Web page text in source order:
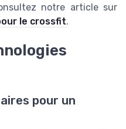
notre article sur
le crossfit.
pour un